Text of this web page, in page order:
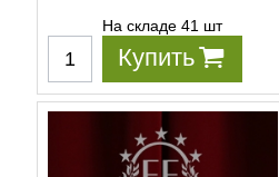
На складе 41 шт
Купить